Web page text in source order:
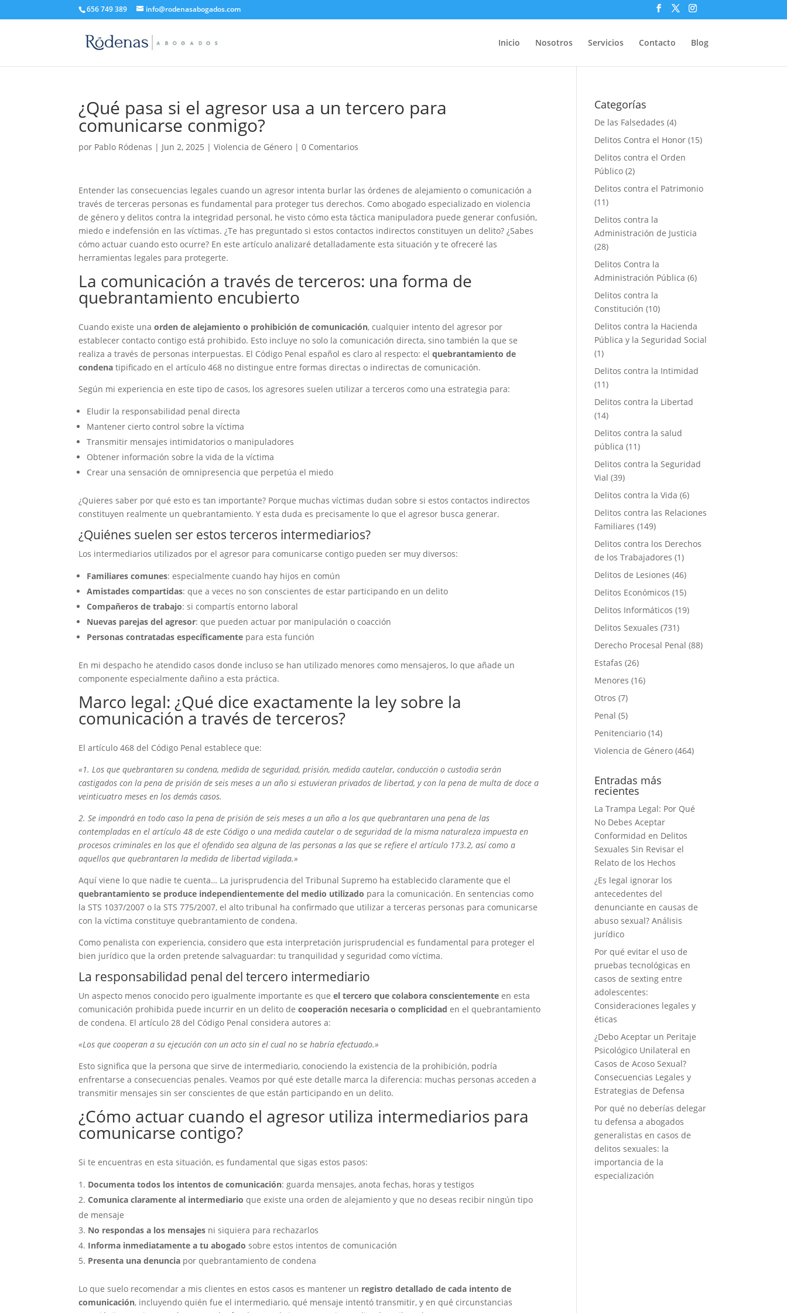
656 749 389 info@rodenasabogados.com
Inicio Nosotros Servicios Contacto Blog
¿Qué pasa si el agresor usa a un tercero para
comunicarse conmigo?
por Pablo Ródenas | Jun 2, 2025 |Violencia de Género |0 Comentarios
Entender las consecuencias legales cuando un agresor intenta burlar las órdenes de alejamiento o comunicación a
través de terceras personas es fundamental para proteger tus derechos. Como abogado especializado en violencia
de género y delitos contra la integridad personal, he visto cómo esta táctica manipuladora puede generar confusión,
miedo e indefensión en las víctimas. ¿Te has preguntado si estos contactos indirectos constituyen un delito? ¿Sabes
cómo actuar cuando esto ocurre? En este artículo analizaré detalladamente esta situación y te ofreceré las
herramientas legales para protegerte.
La comunicación a través de terceros: una forma de
quebrantamiento encubierto
Cuando existe unaorden de alejamiento o prohibición de comunicación, cualquier intento del agresor por
establecer contacto contigo está prohibido. Esto incluye no solo la comunicación directa, sino también la que se
realiza a través de personas interpuestas. El Código Penal español es claro al respecto: elquebrantamiento de
condena tipificado en el artículo 468 no distingue entre formas directas o indirectas de comunicación.
Según mi experiencia en este tipo de casos, los agresores suelen utilizar a terceros como una estrategia para:
Eludir la responsabilidad penal directa
Mantener cierto control sobre la víctima
Transmitir mensajes intimidatorios o manipuladores
Obtener información sobre la vida de la víctima
Crear una sensación de omnipresencia que perpetúa el miedo
¿Quieres saber por qué esto es tan importante? Porque muchas víctimas dudan sobre si estos contactos indirectos
constituyen realmente un quebrantamiento. Y esta duda es precisamente lo que el agresor busca generar.
¿Quiénes suelen ser estos terceros intermediarios?
Los intermediarios utilizados por el agresor para comunicarse contigo pueden ser muy diversos:
Familiares comunes: especialmente cuando hay hijos en común
Amistades compartidas: que a veces no son conscientes de estar participando en un delito
Compañeros de trabajo: si compartís entorno laboral
Nuevas parejas del agresor: que pueden actuar por manipulación o coacción
Personas contratadas específicamente para esta función
En mi despacho he atendido casos donde incluso se han utilizado menores como mensajeros, lo que añade un
componente especialmente dañino a esta práctica.
Marco legal: ¿Qué dice exactamente la ley sobre la
comunicación a través de terceros?
El artículo 468 del Código Penal establece que:
«1. Los que quebrantaren su condena, medida de seguridad, prisión, medida cautelar, conducción o custodia serán
castigados con la pena de prisión de seis meses a un año si estuvieran privados de libertad, y con la pena de multa de doce a
veinticuatro meses en los demás casos.
2. Se impondrá en todo caso la pena de prisión de seis meses a un año a los que quebrantaren una pena de las
contempladas en el artículo 48 de este Código o una medida cautelar o de seguridad de la misma naturaleza impuesta en
procesos criminales en los que el ofendido sea alguna de las personas a las que se refiere el artículo 173.2, así como a
aquellos que quebrantaren la medida de libertad vigilada.»
Aquí viene lo que nadie te cuenta… La jurisprudencia del Tribunal Supremo ha establecido claramente que el
quebrantamiento se produce independientemente del medio utilizado para la comunicación. En sentencias como
la STS 1037/2007 o la STS 775/2007, el alto tribunal ha confirmado que utilizar a terceras personas para comunicarse
con la víctima constituye quebrantamiento de condena.
Como penalista con experiencia, considero que esta interpretación jurisprudencial es fundamental para proteger el
bien jurídico que la orden pretende salvaguardar: tu tranquilidad y seguridad como víctima.
La responsabilidad penal del tercero intermediario
Un aspecto menos conocido pero igualmente importante es queel tercero que colabora conscientemente en esta
comunicación prohibida puede incurrir en un delito decooperación necesaria o complicidad en el quebrantamiento
de condena. El artículo 28 del Código Penal considera autores a:
«Los que cooperan a su ejecución con un acto sin el cual no se habría efectuado.»
Esto significa que la persona que sirve de intermediario, conociendo la existencia de la prohibición, podría
enfrentarse a consecuencias penales. Veamos por qué este detalle marca la diferencia: muchas personas acceden a
transmitir mensajes sin ser conscientes de que están participando en un delito.
¿Cómo actuar cuando el agresor utiliza intermediarios para
comunicarse contigo?
Si te encuentras en esta situación, es fundamental que sigas estos pasos:
Documenta todos los intentos de comunicación: guarda mensajes, anota fechas, horas y testigos
Comunica claramente al intermediario que existe una orden de alejamiento y que no deseas recibir ningún tipo
de mensaje
No respondas a los mensajes ni siquiera para rechazarlos
Informa inmediatamente a tu abogado sobre estos intentos de comunicación
Presenta una denuncia por quebrantamiento de condena
Lo que suelo recomendar a mis clientes en estos casos es mantener un registro detallado de cada intento de
comunicación, incluyendo quién fue el intermediario, qué mensaje intentó transmitir, y en qué circunstancias
Categorías
De las Falsedades (4)
Delitos Contra el Honor (15)
Delitos contra el Orden
Público (2)
Delitos contra el Patrimonio
(11)
Delitos contra la
Administración de Justicia
(28)
Delitos Contra la
Administración Pública (6)
Delitos contra la
Constitución (10)
Delitos contra la Hacienda
Pública y la Seguridad Social
(1)
Delitos contra la Intimidad
(11)
Delitos contra la Libertad
(14)
Delitos contra la salud
pública (11)
Delitos contra la Seguridad
Vial (39)
Delitos contra la Vida (6)
Delitos contra las Relaciones
Familiares (149)
Delitos contra los Derechos
de los Trabajadores (1)
Delitos de Lesiones (46)
Delitos Económicos (15)
Delitos Informáticos (19)
Delitos Sexuales (731)
Derecho Procesal Penal (88)
Estafas (26)
Menores (16)
Otros (7)
Penal (5)
Penitenciario (14)
Violencia de Género (464)
Entradas más
recientes
La Trampa Legal: Por Qué
No Debes Aceptar
Conformidad en Delitos
Sexuales Sin Revisar el
Relato de los Hechos
¿Es legal ignorar los
antecedentes del
denunciante en causas de
abuso sexual? Análisis
jurídico
Por qué evitar el uso de
pruebas tecnológicas en
casos de sexting entre
adolescentes:
Consideraciones legales y
éticas
¿Debo Aceptar un Peritaje
Psicológico Unilateral en
Casos de Acoso Sexual?
Consecuencias Legales y
Estrategias de Defensa
Por qué no deberías delegar
tu defensa a abogados
generalistas en casos de
delitos sexuales: la
importancia de la
especialización